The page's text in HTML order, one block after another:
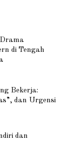
di Tengah
Bekerja:
dan Urgensi
dan